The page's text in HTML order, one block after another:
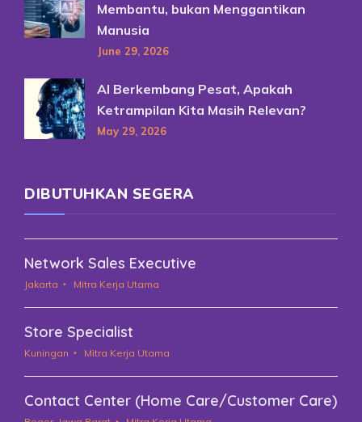
Membantu, bukan Menggantikan
Manusia
June 29, 2026
AI Berkembang Pesat, Apakah
Ketrampilan Kita Masih Relevan?
May 29, 2026
DIBUTUHKAN SEGERA
Network Sales Executive
Jakarta Mitra Kerja Utama
Store Specialist
Kuningan Mitra Kerja Utama
Contact Center (Home Care/Customer Care)